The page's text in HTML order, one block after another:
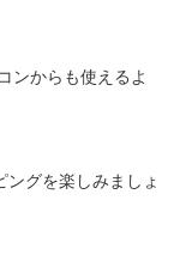
ンからも使えるよ
グを楽しみましょ